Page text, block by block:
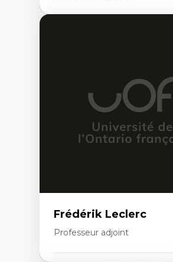
l'environnement bâti
Conception de projet en milieu
Analyse critique en architecture
enseignement du design
Frédérik Leclerc
Professeur adjoint